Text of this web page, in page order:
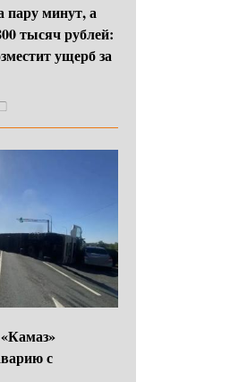
минут, а
тысяч рублей:
ущерб за
с